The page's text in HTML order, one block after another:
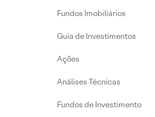
Fundos Imobiliários
Guia de Investimentos
Ações
Análises Técnicas
Fundos de Investimento